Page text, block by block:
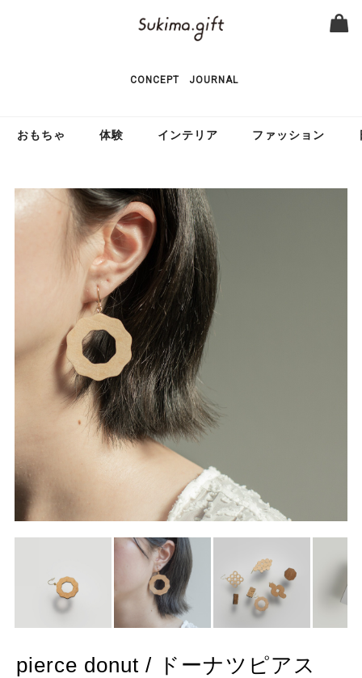
CONCEPT JOURNAL
おもちゃ 体験 インテリア ファッション
pierce donut / ドーナツピアス